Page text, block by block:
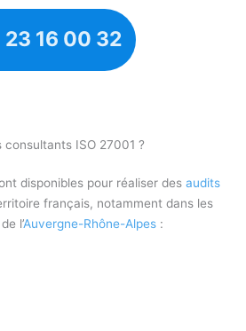
16 00 32
consultants ISO 27001 ?
disponibles pour réaliser des audits
français, notamment dans les
l’Auvergne-Rhône-Alpes :